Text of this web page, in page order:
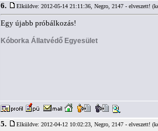
6. Elküldve: 2012-05-14 21:11:36, Negro, 2147 - elveszett!
Egy újabb próbálkozás!
Kóborka Állatvédő Egyesület
5. Elküldve: 2012-04-12 10:02:23, Negro, 2147 - elveszett!